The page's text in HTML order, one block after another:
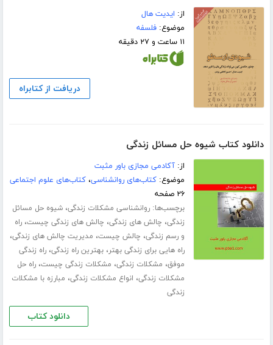
از: ایدیت هال
موضوع:فلسفه
۱۱ ساعت و ۲۷ دقیقه
دریافت از کتابراه
دانلود کتاب شیوه حل مسائل زندگی
از:آکادمی مجازی باور مثبت
موضوع:کتاب‌های روانشناسی،کتاب‌های علوم اجتماعی
۲۶ صفحه
برچسب‌ها:روانشناسی مشکلات زندگی،شیوه حل مسائل
زندگی، چالش های زندگی، چالش های زندگی چیست،راه
و رسم زندگی، چالش چیست، مدیریت چالش های زندگی،
راه هایی برای زندگی بهتر،بهترین راه زندگی،راه زندگی
موفق، مشکلات زندگی، مشکلات زندگی چیست،راه حل
مشکلات زندگی، انواع مشکلات زندگی، مبارزه با مشکلات
زندگی
دانلود کتاب